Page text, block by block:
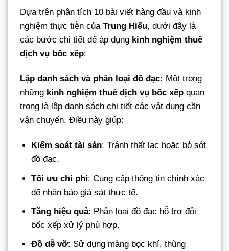
Dựa trên phân tích 10 bài viết hàng đầu và kinh
nghiệm thực tiễn của Trung Hiếu, dưới đây là
các bước chi tiết để áp dụng kinh nghiệm thuê
dịch vụ bốc xếp:
Lập danh sách và phân loại đồ đạc: Một trong
những kinh nghiệm thuê dịch vụ bốc xếp quan
trọng là lập danh sách chi tiết các vật dụng cần
vận chuyển. Điều này giúp:
Kiểm soát tài sản: Tránh thất lạc hoặc bỏ sót
đồ đạc.
Tối ưu chi phí: Cung cấp thông tin chính xác
để nhận báo giá sát thực tế.
Tăng hiệu quả: Phân loại đồ đạc hỗ trợ đội
bốc xếp xử lý phù hợp.
Đồ dễ vỡ: Sử dụng màng bọc khí, thùng